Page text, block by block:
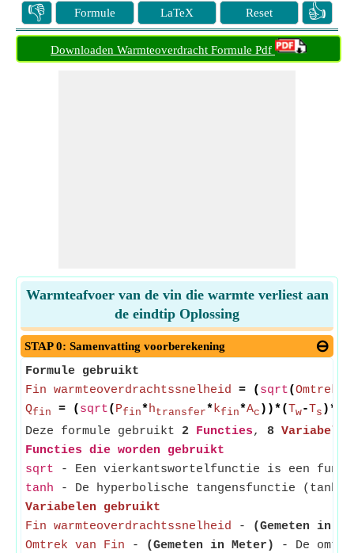
👎 Formule LaTeX Reset 👍
Downloaden Warmteoverdracht Formule Pdf
Warmteafvoer van de vin die warmte verliest aan
de eindtip Oplossing
STAP 0: Samenvatting voorberekening
Formule gebruikt
Fin warmteoverdrachtssnelheid = ( sqrt(Omtrek
Qfin = ( sqrt( Pfin*htransfer*kfin*Ac ))*(Tw-Ts )*((
Deze formule gebruikt 2 Functies, 8 Variabelen
Functies die worden gebruikt
sqrt - Een vierkantswortelfunctie is een
tanh - De hyperbolische tangensfunctie
Variabelen gebruikt
Fin warmteoverdrachtssnelheid -
(Gemeten in
Omtrek van Fin - (Gemeten in Meter)
- De